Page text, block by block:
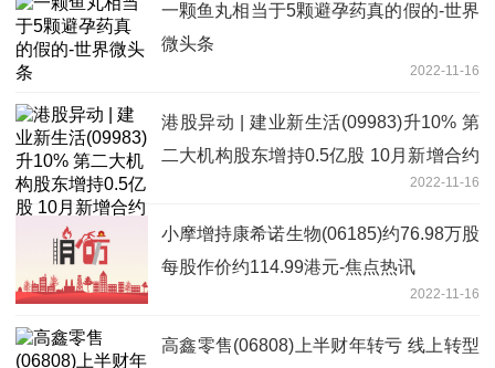
一颗鱼丸相当于5颗避孕药真的假的-世界
微头条
2022-11-16
港股异动 | 建业新生活(09983)升10% 第
二大机构股东增持0.5亿股 10月新增合约
2022-11-16
小摩增持康希诺生物(06185)约76.98万股
每股作价约114.99港元-焦点热讯
2022-11-16
高鑫零售(06808)上半财年转亏 线上转型